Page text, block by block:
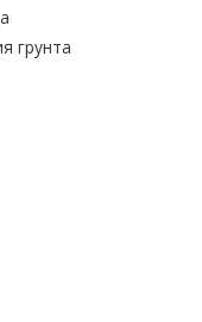
грунта